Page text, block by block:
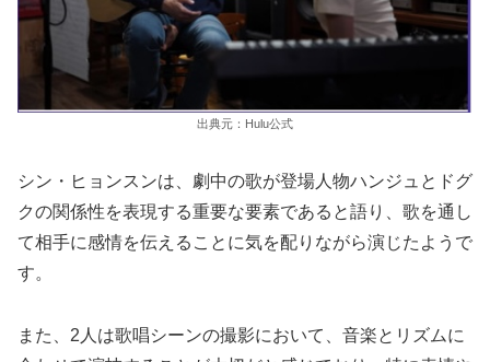
出典元：Hulu公式
シン・ヒョンスンは、劇中の歌が登場人物ハンジュとドグ
クの関係性を表現する重要な要素であると語り、歌を通し
て相手に感情を伝えることに気を配りながら演じたようで
す。
また、2人は歌唱シーンの撮影において、音楽とリズムに